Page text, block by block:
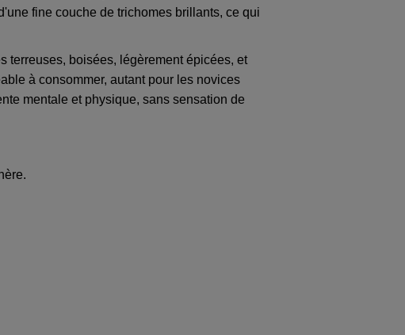
fine couche de trichomes brillants, ce qui
terreuses, boisées, légèrement épicées, et
à consommer, autant pour les novices
mentale et physique, sans sensation de